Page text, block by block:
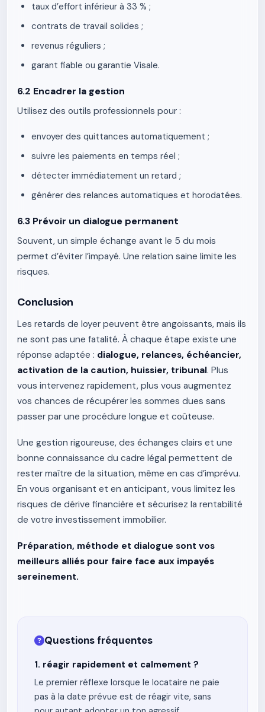
taux d’effort inférieur à 33 % ;
contrats de travail solides ;
revenus réguliers ;
garant fiable ou garantie Visale.
6.2 Encadrer la gestion
Utilisez des outils professionnels pour :
envoyer des quittances automatiquement ;
suivre les paiements en temps réel ;
détecter immédiatement un retard ;
générer des relances automatiques et horodatées.
6.3 Prévoir un dialogue permanent
Souvent, un simple échange avant le 5 du mois
permet d’éviter l’impayé. Une relation saine limite les
risques.
Conclusion
Les retards de loyer peuvent être angoissants, mais ils
ne sont pas une fatalité. À chaque étape existe une
réponse adaptée : dialogue, relances, échéancier,
activation de la caution, huissier, tribunal. Plus
vous intervenez rapidement, plus vous augmentez
vos chances de récupérer les sommes dues sans
passer par une procédure longue et coûteuse.
Une gestion rigoureuse, des échanges clairs et une
bonne connaissance du cadre légal permettent de
rester maître de la situation, même en cas d’imprévu.
En vous organisant et en anticipant, vous limitez les
risques de dérive financière et sécurisez la rentabilité
de votre investissement immobilier.
Préparation, méthode et dialogue sont vos
meilleurs alliés pour faire face aux impayés
sereinement.
Questions fréquentes
1. réagir rapidement et calmement ?
Le premier réflexe lorsque le locataire ne paie
pas à la date prévue est de réagir vite, sans